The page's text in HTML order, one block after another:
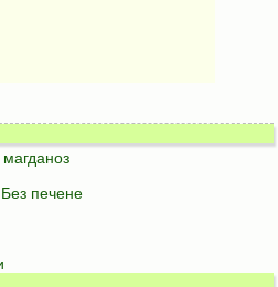
печене